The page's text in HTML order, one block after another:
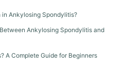
Ankylosing Spondylitis?
Ankylosing Spondylitis and
A Complete Guide for Beginners